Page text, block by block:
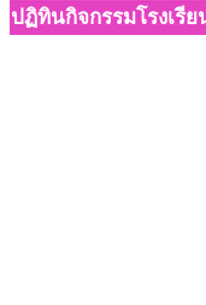
ปฏิทินกิจกรรมโรงเรีย